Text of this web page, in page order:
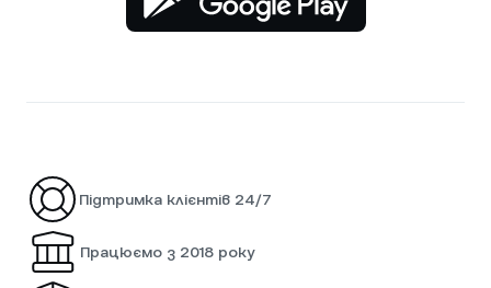
Підтримка клієнтів 24/7
Працюємо з 2018 року